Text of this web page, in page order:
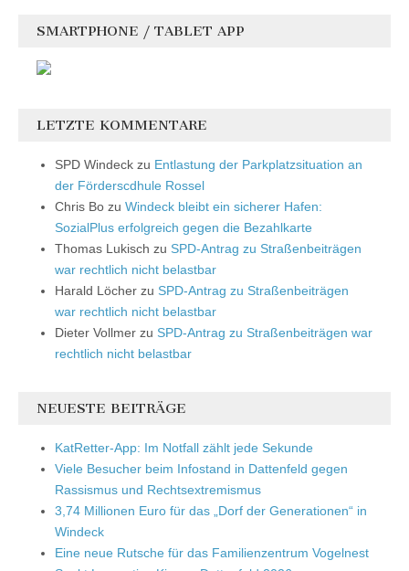
SMARTPHONE / TABLET APP
LETZTE KOMMENTARE
SPD Windeck zu Entlastung der Parkplatzsituation an
der Förderscdhule Rossel
Chris Bo zu Windeck bleibt ein sicherer Hafen:
SozialPlus erfolgreich gegen die Bezahlkarte
Thomas Lukisch zu SPD-Antrag zu Straßenbeiträgen
war rechtlich nicht belastbar
Harald Löcher zu SPD-Antrag zu Straßenbeiträgen
war rechtlich nicht belastbar
Dieter Vollmer zu SPD-Antrag zu Straßenbeiträgen war
rechtlich nicht belastbar
NEUESTE BEITRÄGE
KatRetter-App: Im Notfall zählt jede Sekunde
Viele Besucher beim Infostand in Dattenfeld gegen
Rassismus und Rechtsextremismus
3,74 Millionen Euro für das „Dorf der Generationen“ in
Windeck
Eine neue Rutsche für das Familienzentrum Vogelnest